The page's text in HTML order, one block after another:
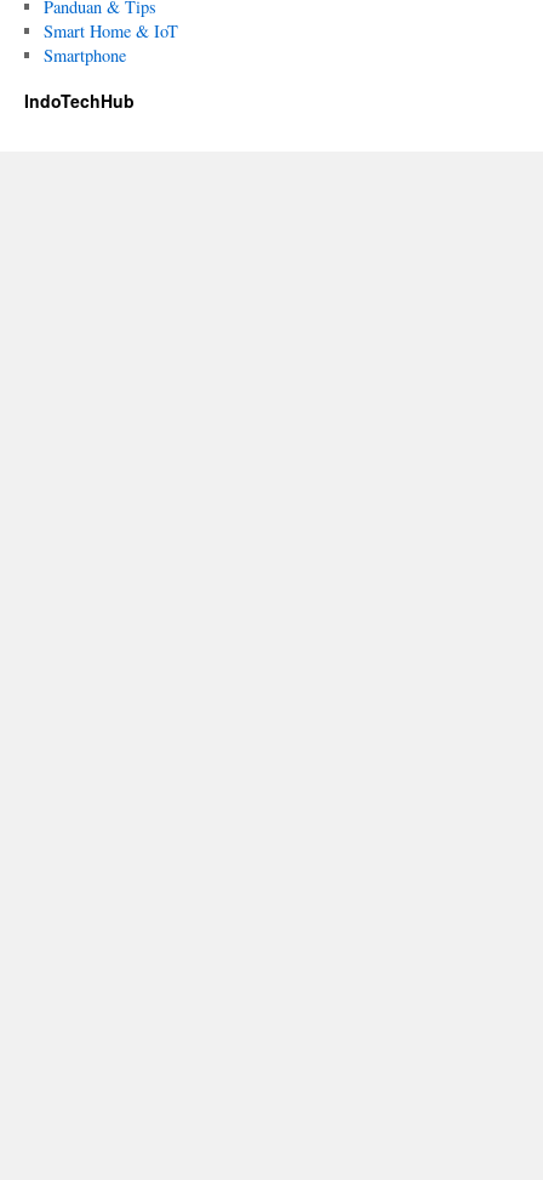
Panduan & Tips
Smart Home & IoT
Smartphone
IndoTechHub